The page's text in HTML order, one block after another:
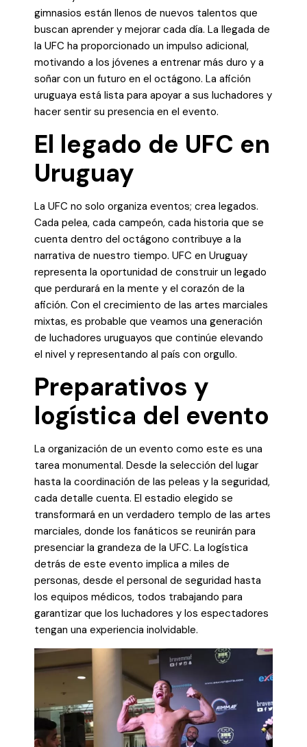
gimnasios están llenos de nuevos talentos que
buscan aprender y mejorar cada día. La llegada de
la UFC ha proporcionado un impulso adicional,
motivando a los jóvenes a entrenar más duro y a
soñar con un futuro en el octágono. La afición
uruguaya está lista para apoyar a sus luchadores y
hacer sentir su presencia en el evento.
El legado de UFC en
Uruguay
La UFC no solo organiza eventos; crea legados.
Cada pelea, cada campeón, cada historia que se
cuenta dentro del octágono contribuye a la
narrativa de nuestro tiempo. UFC en Uruguay
representa la oportunidad de construir un legado
que perdurará en la mente y el corazón de la
afición. Con el crecimiento de las artes marciales
mixtas, es probable que veamos una generación
de luchadores uruguayos que continúe elevando
el nivel y representando al país con orgullo.
Preparativos y
logística del evento
La organización de un evento como este es una
tarea monumental. Desde la selección del lugar
hasta la coordinación de las peleas y la seguridad,
cada detalle cuenta. El estadio elegido se
transformará en un verdadero templo de las artes
marciales, donde los fanáticos se reunirán para
presenciar la grandeza de la UFC. La logística
detrás de este evento implica a miles de
personas, desde el personal de seguridad hasta
los equipos médicos, todos trabajando para
garantizar que los luchadores y los espectadores
tengan una experiencia inolvidable.